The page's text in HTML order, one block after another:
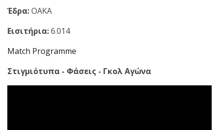
Έδρα:ΟΑΚΑ
Εισιτήρια:6.014
Match Programme
Στιγμιότυπα - Φάσεις - Γκολ Αγώνα